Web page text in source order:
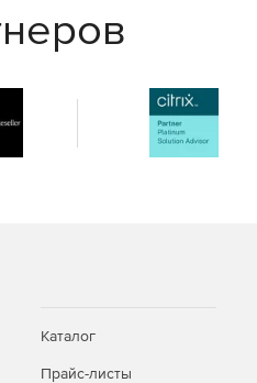
Каталог
Прайс-листы